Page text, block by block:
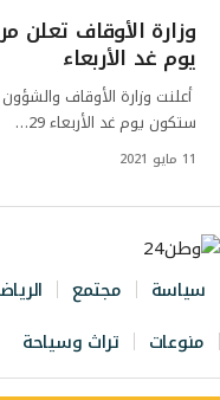
وزارة الأوقاف
يوم غد الأربعاء
أعلنت وزارة الأوقاف
ستكون يوم غد الأربعاء 29…
11 مايو 2021
سياسة مجتمع
منوعات
تراث وسياحة